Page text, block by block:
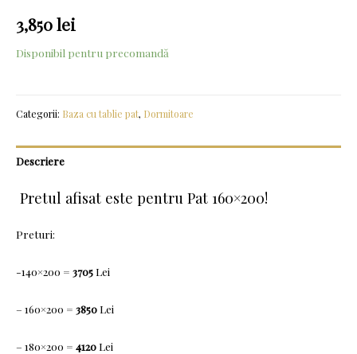
3,850lei
Disponibil pentru precomandă
Categorii: Baza cu tablie pat, Dormitoare
Descriere
Pretul afisat este pentru Pat 160×200!
Preturi:
-140×200 = 3705Lei
– 160×200 = 3850Lei
– 180×200 = 4120Lei